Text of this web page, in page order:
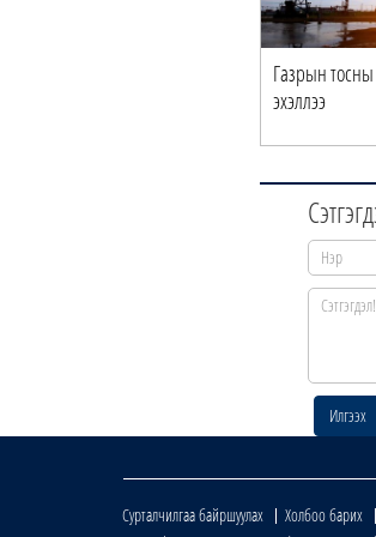
Газрын
эхэллээ
Илгээх
Сурталчилгаа байршуулах Холбоо барих